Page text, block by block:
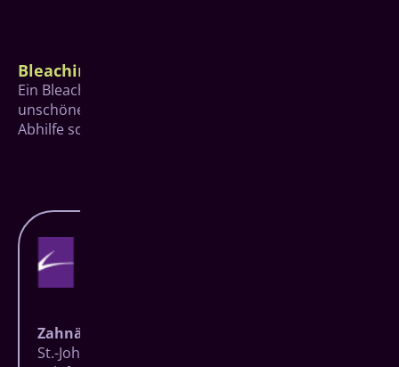
Bleaching
Ein Bleaching, also das Aufhellen der Zähne, kann bei
unschönen gelblichen oder gräulichen Verfärbungen
Abhilfe schaffen.
Zahnärzte Baumgarten
St.-Johann-Straße 27 | 57074 Siegen